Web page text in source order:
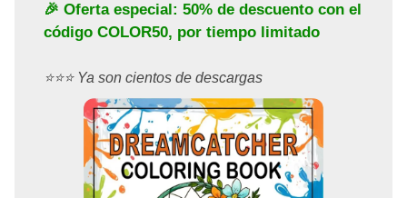
🎉 Oferta especial: 50% de descuento con el
código COLOR50, por tiempo limitado
⭐️⭐️⭐️ Ya son cientos de descargas